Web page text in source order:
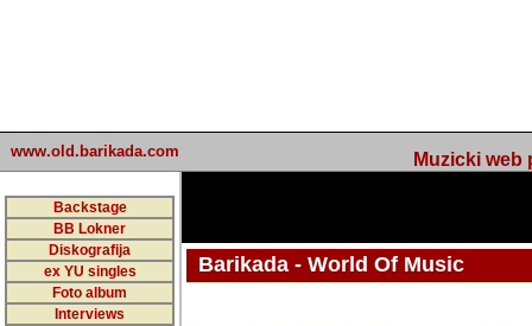
www.old.barikada.com Muzicki web
Backstage
BB Lokner
Diskografija
ex YU singles
Foto album
Interviews
Barikada - World Of Music